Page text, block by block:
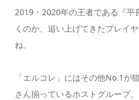
2019・2020年の王者である『平
くのか、追い上げてきたプレイ
ね。
「エルコレ」にはその他No.1が
さん揃っているホストグループ。